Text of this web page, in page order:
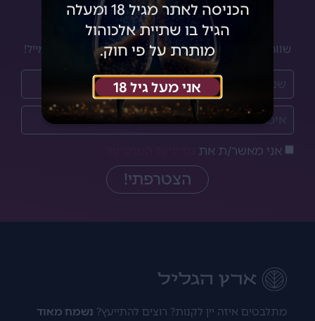
יינות לאנשים שמבינים
שווה להרשם לניוזלטר שלנו ולקבל מבצעים והנחות למייל!
אני מאשר/ת את
הצטרפתי!
מתלבטים איזה יין לקנות? רוצים להתייעץ? נשמח מאוד
הכניסה לאתר מגיל 18 ומעלה
הגיל בו שתיית אלכוהול
מותרת על פי חוק.
אני מעל גיל 18